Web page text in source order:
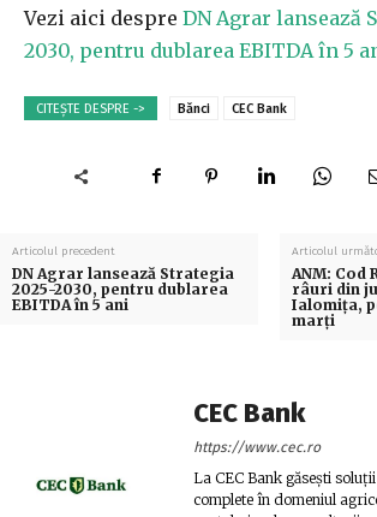
Vezi aici despre DN Agrar lansează
2030, pentru dublarea EBITDA în 5
CITEȘTE DESPRE -> Bănci CEC Bank
Articolul precedent
DN Agrar lansează Strategia
2025-2030, pentru dublarea
EBITDA în 5 ani
Articolul
ANM: Cod
râuri din
Ialomiţa,
marţi
CEC Bank
https://www.cec.ro
La CEC Bank găsești
complete în domeniul